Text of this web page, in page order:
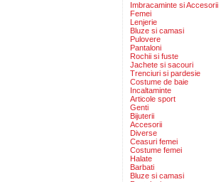
Imbracaminte si Accesorii
Femei
Lenjerie
Bluze si camasi
Pulovere
Pantaloni
Rochii si fuste
Jachete si sacouri
Trenciuri si pardesie
Costume de baie
Incaltaminte
Articole sport
Genti
Bijuterii
Accesorii
Diverse
Ceasuri femei
Costume femei
Halate
Barbati
Bluze si camasi